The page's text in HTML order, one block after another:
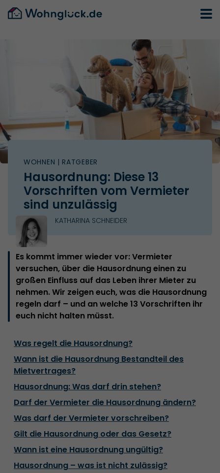
WOHNEN | RATGEBER
Hausordnung: Diese 13
Vorschriften vom Vermieter
sind unzulässig
KATHARINA SCHNEIDER
Es kommt immer wieder vor: Vermieter
versuchen, über die Hausordnung einen zu
großen Einfluss auf das Leben ihrer Mieter zu
nehmen. Wir zeigen euch, was die Hausordnung
regeln darf – und an welche 13 Vorschriften ihr
euch nicht halten müsst.
Was regelt die Hausordnung?
Wann ist die Hausordnung Bestandteil des
Mietvertrages?
Hausordnung: Was darf drin stehen?
Darf der Vermieter die Hausordnung ändern?
Was darf der Vermieter vorschreiben?
Gilt die Hausordnung oder das Gesetz?
Wann ist eine Hausordnung ungültig?
Hausordnung – was ist nicht zulässig?